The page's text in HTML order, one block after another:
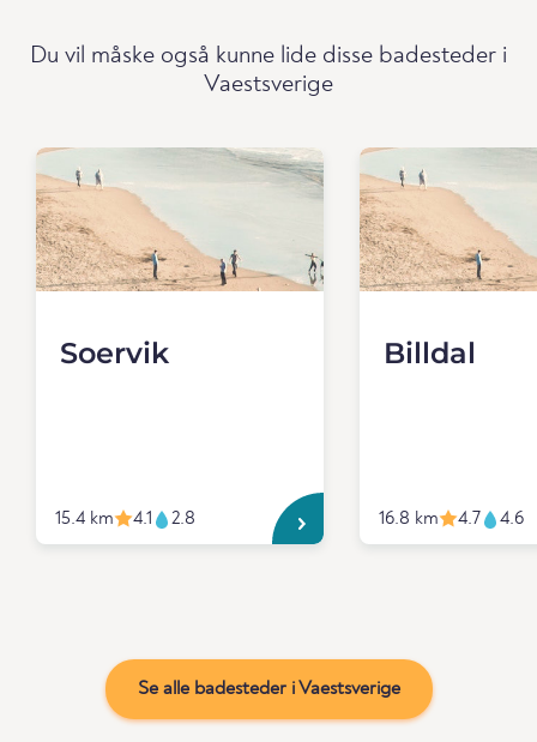
Du vil måske også kunne lide disse badesteder i
Vaestsverige
Soervik
15.4 km 4.1 2.8
Billdal
16.8 km 4.7 4.6
Se alle badesteder i Vaestsverige